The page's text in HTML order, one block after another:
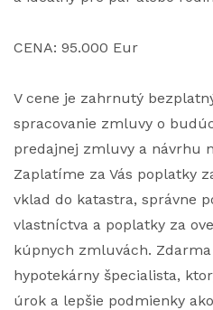
CENA: 95.000 Eur
V cene je zahrnutý
spracovanie zmluvy o
predajnej zmluvy a návrhu
Zaplatíme za Vás poplatky
vklad do katastra, správne
vlastníctva a poplatky za
kúpnych zmluvách.
hypotekárny špecialista,
úrok a lepšie podmienky